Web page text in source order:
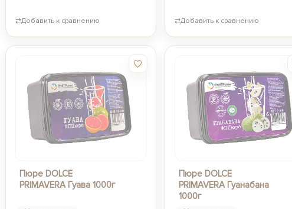
⇄Добавить к сравнению ⇄Добавить к сравнению
Пюре DOLCE
PRIMAVERA Гуава 1000г
Пюре DOLCE
PRIMAVERA Гуанабана
1000г